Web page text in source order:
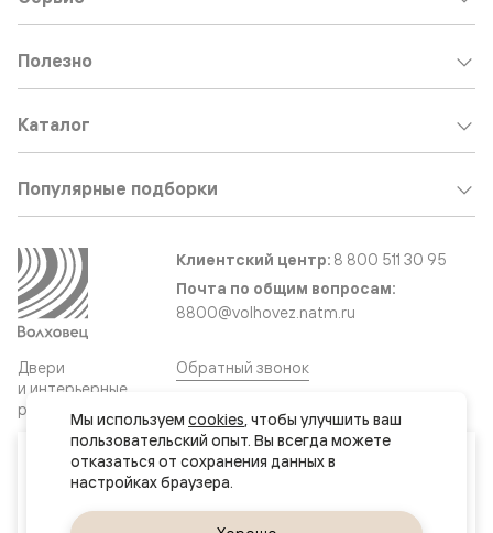
Ваш город
Нур-Султан (Астана)
Двери
и интерьерные
решения
Полезно
Каталог
Популярные подборки
Клиентский центр: 8 800 511 30 95
Почта по общим вопросам:
8800@volhovez.natm.ru
Обратный звонок
Сайт не является публичной офертой
Правовая информация
Дизайн сайта совместно с агентством
Супрематика
Мы используем cookies, чтобы улучшить ваш
пользовательский опыт. Вы всегда можете
отказаться от сохранения данных в